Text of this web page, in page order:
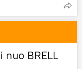
BRELL